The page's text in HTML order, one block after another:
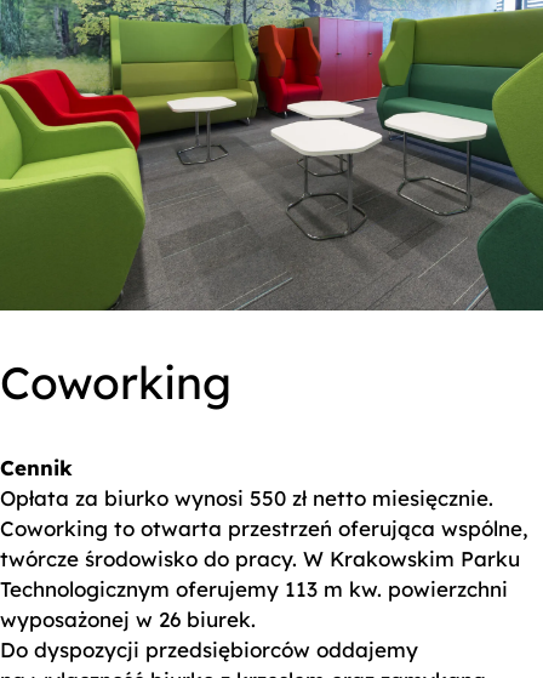
Coworking
Cennik
Opłata za biurko wynosi 550 zł netto miesięcznie.
Coworking to otwarta przestrzeń oferująca wspólne,
twórcze środowisko do pracy. W Krakowskim Parku
Technologicznym oferujemy 113 m kw. powierzchni
wyposażonej w 26 biurek.
Do dyspozycji przedsiębiorców oddajemy